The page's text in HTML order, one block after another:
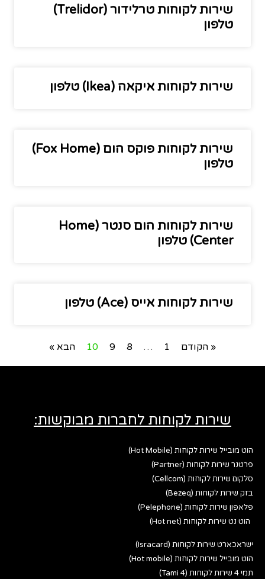
שירות לקוחות טרלידור (Trelidor)
טלפון
שירות לקוחות איקאה (Ikea) טלפון
שירות לקוחות פוקס הום (Fox Home)
טלפון
שירות לקוחות הום סנטר (Home
Center) טלפון
שירות לקוחות אייס (Ace) טלפון
« הקודם 1
…
8
9
10 הבא »
שירות לקוחות לחברות מבוקשות:
הוט מובייל שירות לקוחות (Hot Mobile)
פרטנר שירות לקוחות (Partner)
סלקום שירות לקוחות (Cellcom)
בזק שירות לקוחות (Bezeq)
פלאפון שירות לקוחות (Pelephone)
הוט נט שירות לקוחות (Hot net)
ישראכארט שירות לקוחות (Isracard)
הוט מובייל שירות לקוחות (Hot mobile)
תמי 4 שירות לקוחות (Tami 4)